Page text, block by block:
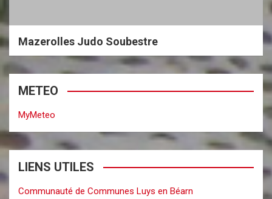
Mazerolles Judo Soubestre
METEO
MyMeteo
LIENS UTILES
Communauté de Communes Luys en Béarn